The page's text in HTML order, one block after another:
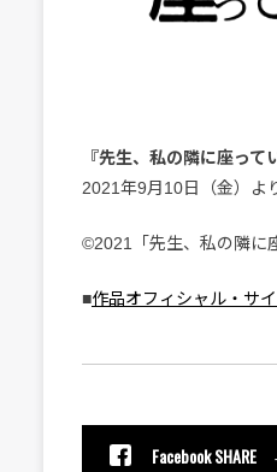
『先生、私の隣に座って
2021年9月10日（金）よ
©2021「先生、私の隣に
■作品オフィシャル・サ
Facebook SHARE